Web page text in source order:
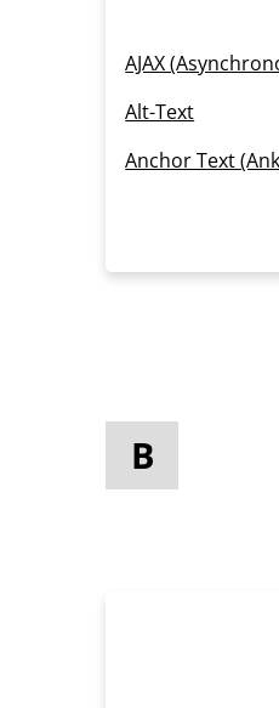
AJAX
Alt-Text
Anchor Text
B